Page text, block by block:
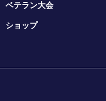
ベテラン大会
ショップ